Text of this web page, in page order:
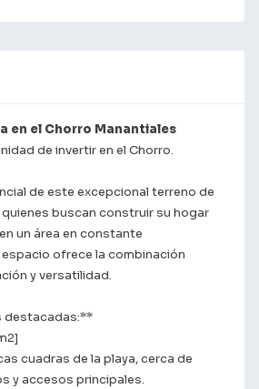
en el Chorro Manantiales
de invertir en el Chorro.
de este excepcional terreno de
quienes buscan construir su hogar
un área en constante
ofrece la combinación
y versatilidad.
destacadas:**
cuadras de la playa, cerca de
y accesos principales.